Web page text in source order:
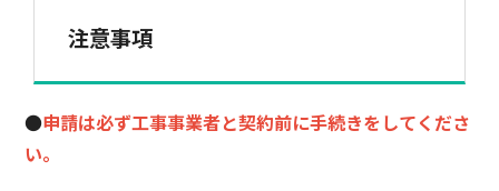
注意事項
●申請は必ず工事事業者と契約前に手続きをしてくださ
い。